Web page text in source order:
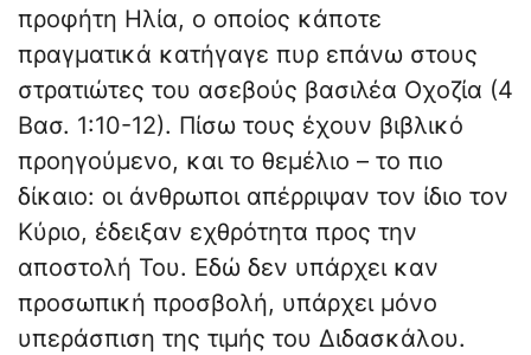
προφήτη Ηλία, ο οποίος κάποτε
πραγματικά κατήγαγε πυρ επάνω στους
στρατιώτες του ασεβούς βασιλέα Οχοζία (4
Βασ. 1:10-12). Πίσω τους έχουν βιβλικό
προηγούμενο, και το θεμέλιο – το πιο
δίκαιο: οι άνθρωποι απέρριψαν τον ίδιο τον
Κύριο, έδειξαν εχθρότητα προς την
αποστολή Του. Εδώ δεν υπάρχει καν
προσωπική προσβολή, υπάρχει μόνο
υπεράσπιση της τιμής του Διδασκάλου.